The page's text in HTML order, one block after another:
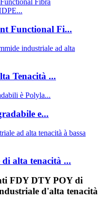
Functional Fi...
Tenacità ...
e...
alta tenacità ...
FDY DTY POY di
d'alta tenacità